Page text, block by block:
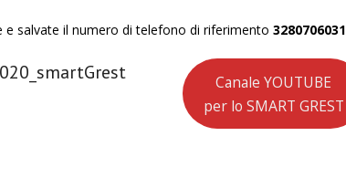
e salvate il numero di telefono di riferimento 3280706031
Canale YOUTUBE
per lo SMART GREST